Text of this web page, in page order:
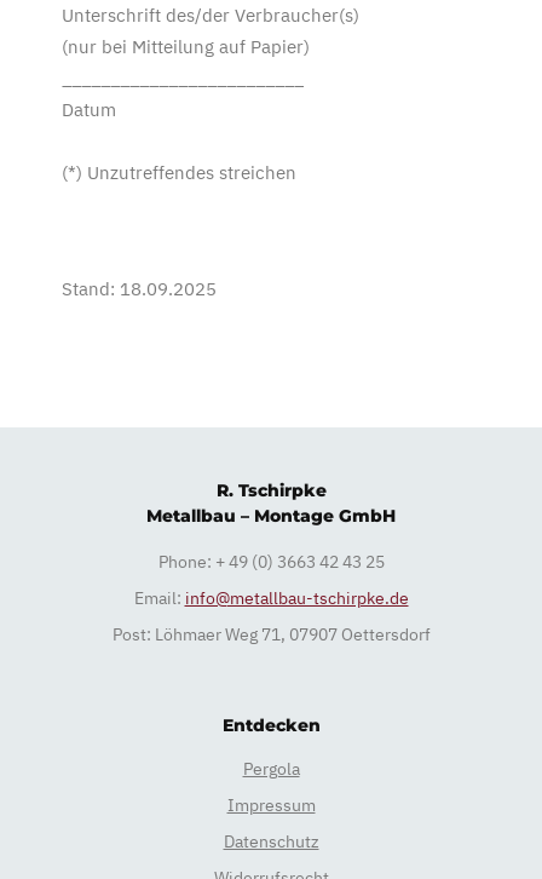
Unterschrift des/der Verbraucher(s)
(nur bei Mitteilung auf Papier)
Datum
(*) Unzutreffendes streichen
Stand: 18.09.2025
R. Tschirpke
Metallbau – Montage GmbH
Phone: + 49 (0) 3663 42 43 25
Email: info@metallbau-tschirpke.de
Post: Löhmaer Weg 71, 07907 Oettersdorf
Entdecken
Pergola
Impressum
Datenschutz